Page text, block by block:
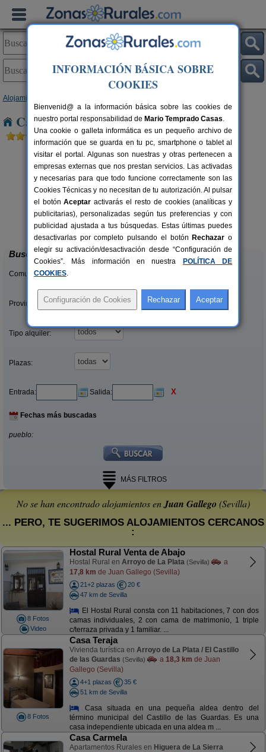
Alojamientos
Casas Rurales cerca de Juan Gallego
36+6 pers.
desde16 €
Casas Rurales La Colina
Las Navas de La Concepción (Sevilla)
Buscar
Comunidades:
Provincias/Islas:
Tipo alquiler:
Plazas:
Entrada: Salida: X
Fechas más buscadas
pueblo:
MÁS FILTROS
No se han encontrado alojamientos enJuan Gallego (Sevilla)
... PERO, TE SUGERIMOS ALOJAMIENTOS CERCANOS
:
8 Fotos
Video
Hostal Rural Venta de Abajo
Hostal Rural en Arroyo de La Plata (Sevilla)
a
17,8 km de Juan Gallego (Sevilla)
21+2 plazas
20 €
47 km de Sevilla
El Hostal Rural consta con 11 habitaciones, 7 con dos
camas individuales, 2 con cama de matrimonio, 1 triple
c/terraza privada y 1 familiar. ...
8 Fotos
Casa Teraja
Vivienda turística en Arroyo de La Plata / El Castillo
de las Guardas (Sevilla) a 18,3 km de Juan
Gallego (Sevilla)
4+1 plazas
35 €
51 km de Sevilla
Casa situada en una pequeña aldea dentro del
término municipal del Castillo de las Guardas. Es una
casa independiente ubicada en una aldea m ...
Casa Carmela
Apartamentos Rurales en Higuera de La Sierra
INFORMACIÓN BÁSICA SOBRE
COOKIES
Bienvenid@ a la información básica sobre las cookies de
nuestro portal responsabilidad de Mario Temprado Casas.
Una cookie o galleta informática es un pequeño archivo de
información que se guarda en tu pc, smartphone o tablet al
visitar el portal. Algunas son nuestras y otras pertenecen a
empresas externas que nos prestan servicios. Las activadas
y necesarias para que todo funcione correctamente son las
Cookies Técnicas y no necesitan de tu autorización. Al pulsar
el botónAceptar activarás el resto de cookies (analíticas y
publicitarias), personalizadas según tus preferencias y con
publicidad ajustada a tus búsquedas. Estas últimas puedes
desactivarlas por completo pulsando el botón Rechazar o
elegir su activación/desactivación desde “Configuración de
Cookies”. Más información en nuestra
POLÍTICA DE
COOKIES.